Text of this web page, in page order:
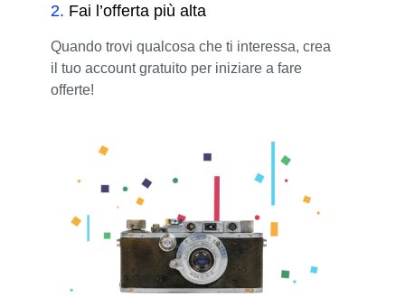
2. Fai l’offerta più alta
Quando trovi qualcosa che ti interessa, crea
il tuo account gratuito per iniziare a fare
offerte!